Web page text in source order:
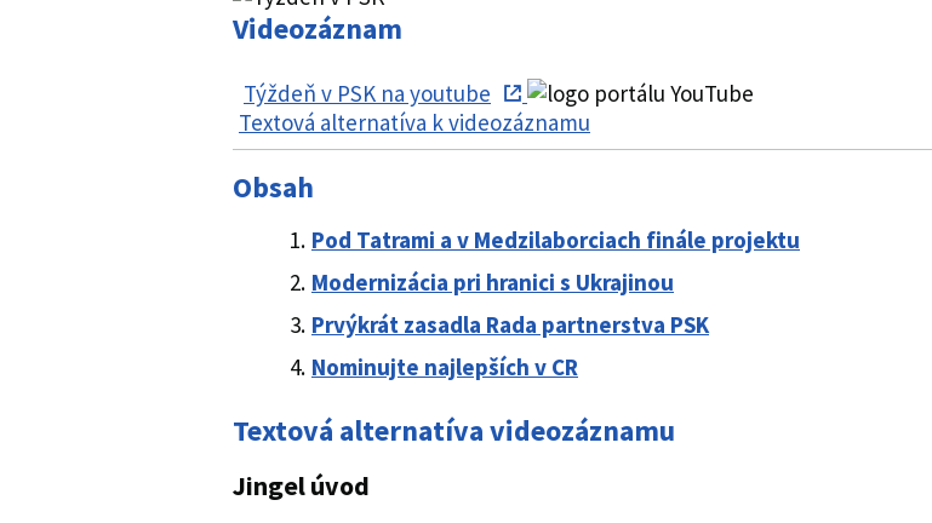
Týždeň v PSK na youtube
Textová alternatíva k videozáznamu
Videozáznam
Obsah
Pod Tatrami a v Medzilaborciach finále projektu
Modernizácia pri hranici s Ukrajinou
Prvýkrát zasadla Rada partnerstva PSK
Nominujte najlepších v CR
Textová alternatíva videozáznamu
Jingel úvod